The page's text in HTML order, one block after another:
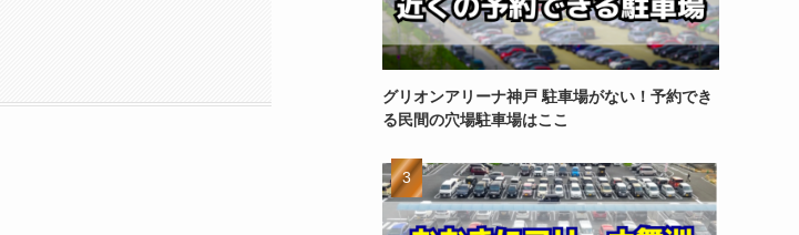
グリオンアリーナ神戸 駐車場がない！予約でき
る民間の穴場駐車場はここ